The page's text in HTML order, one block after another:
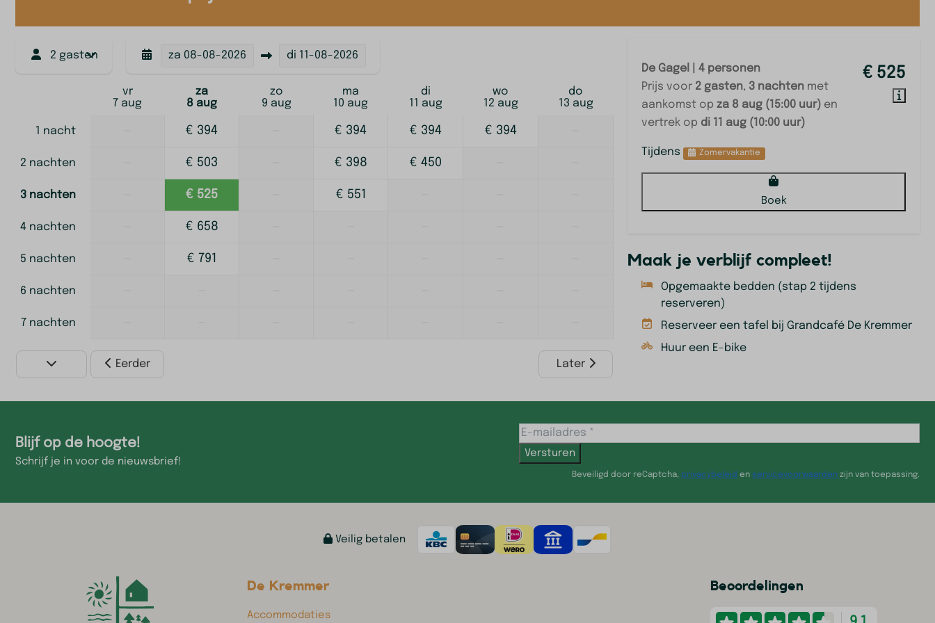
2 gasten za 08-08-2026 di 11-08-2026
vr
7 aug
za
8 aug
zo
9 aug
ma
10 aug
di
11 aug
wo
12 aug
do
13 aug
1 nacht € 394 € 394 € 394 € 394
2 nachten € 503 € 398 € 450
3 nachten € 525 € 551
4 nachten € 658
5 nachten € 791
6 nachten
7 nachten
Eerder Later
€ 525
De Gagel | 4 personen
Prijs voor 2 gasten, 3 nachten met
aankomst op za 8 aug (15:00 uur) en
vertrek op di 11 aug (10:00 uur)
Tijdens Zomervakantie
Boek
Maak je verblijf compleet!
Opgemaakte bedden (stap 2 tijdens
reserveren)
Reserveer een tafel bij Grandcafé De Kremmer
Huur een E-bike
Blijf op de hoogte!
Schrijf je in voor de nieuwsbrief!
Versturen
Beveiligd door reCaptcha, privacybeleid en servicevoorwaarden zijn van toepassing.
Veilig betalen
De Kremmer
Accommodaties
Beoordelingen